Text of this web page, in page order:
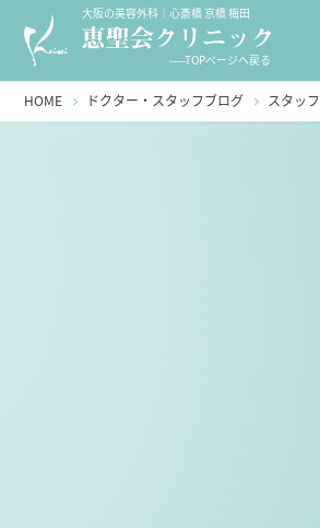
大阪の美容外科｜心斎橋 京橋 梅田
-----TOPページへ戻る
HOME ドクター・スタッフブログ スタッフ